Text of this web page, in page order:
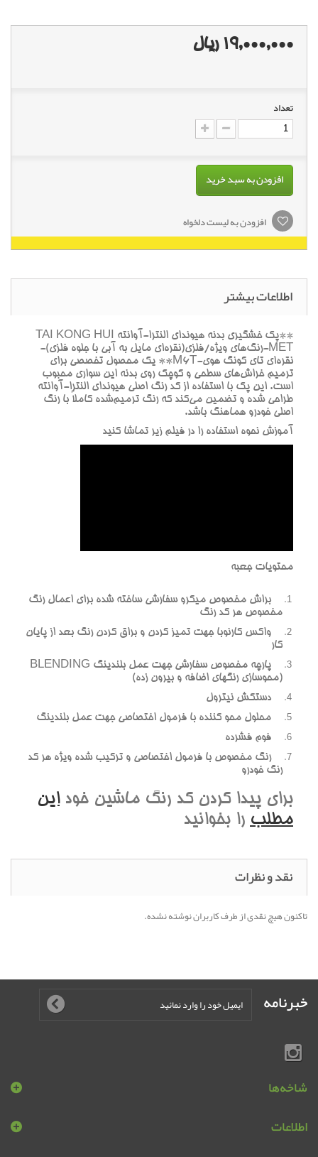
19,000,000 ریال
تعداد
افزودن به سبد خرید
افزودن به لیست دلخواه
اطلاعات بیشتر
**پک خشگيري بدنه هيونداي النترا-آوانته TAI KONG HUI
MET-رنگ‌هاي ويژه/فلزي(نقره‌اي مايل به آبي با جلوه فلزي)-
نقره‌اي تاي کونگ هوي-M6T** يک محصول تخصصي براي
ترميم خراش‌هاي سطحي و کوچک روي بدنه اين سواري محبوب
است. اين پک با استفاده از کد رنگ اصلي هيونداي النترا-آوانته
طراحي شده و تضمين مي‌کند که رنگ ترميم‌شده کاملاً با رنگ
اصلي خودرو هماهنگ باشد.
آموزش نحوه استفاده را در فيلم زير تماشا کنيد
محتويات جعبه
براش مخصوص ميکرو سفارشي ساخته شده براي اعمال رنگ
مخصوص هر کد رنگ
واکس کارنوبا جهت تميز کردن و براق کردن رنگ بعد از پايان
کار
پارچه مخصوص سفارشي جهت عمل بلندينگ BLENDING
(محوسازي رنگهاي اضافه و بيرون زده)
دستکش نيترول
محلول محو کننده با فرمول اختصاصي جهت عمل بلندينگ
فوم فشرده
رنگ مخصوص با فرمول اختصاصي و ترکيب شده ويژه هر کد
رنگ خودرو
براي پيدا کردن کد رنگ ماشين خوداين
مطلب را بخوانيد
نقد و نظرات
تاکنون هیچ نقدی از طرف کاربران نوشته نشده.
خبرنامه
شاخه‌ها
اطلاعات